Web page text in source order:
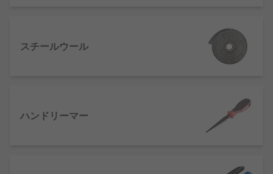
ルパッドと酸化アルミロールは柔軟性があり、前処
理、 混合、 洗浄、 研磨、ニス塗装のために必要な
サイズに簡単にカットできます。/lili研磨ビット、
式研磨機、 グラインダ又はドリルとともに使用する
ように設計されています。/lili研磨ブロック / スポ
はセラミックの下処理又は仕上げで、一般的なスチ
スチールウール
ハンドリーマー